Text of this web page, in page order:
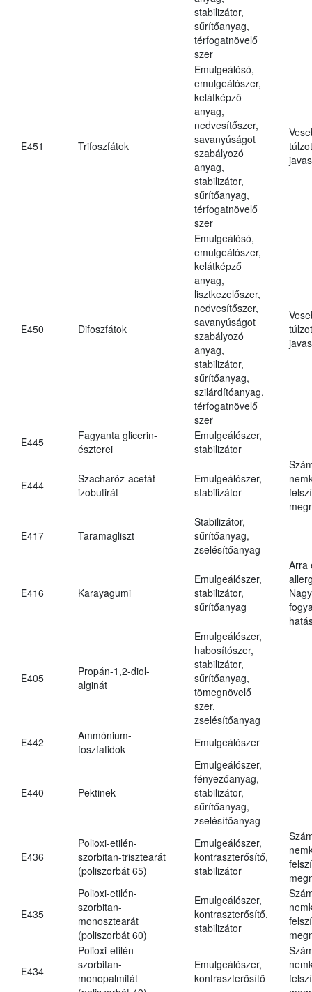
stabilizátor,
sűrítőanyag,
térfogatnövelő
szer
E451 Trifoszfátok
Emulgeálósó,
emulgeálószer,
kelátképző
anyag,
nedvesítőszer,
savanyúságot
szabályozó
anyag,
stabilizátor,
sűrítőanyag,
térfogatnövelő
szer
E450 Difoszfátok
Emulgeálósó,
emulgeálószer,
kelátképző
anyag,
lisztkezelőszer,
nedvesítőszer,
savanyúságot
szabályozó
anyag,
stabilizátor,
sűrítőanyag,
szilárdítóanyag,
térfogatnövelő
szer
E445
Fagyanta glicerin-
észterei
Emulgeálószer,
stabilizátor
E444
Szacharóz-acetát-
izobutirát
Emulgeálószer,
stabilizátor
E417 Taramagliszt
Stabilizátor,
sűrítőanyag,
zselésítőanyag
E416 Karayagumi
Emulgeálószer,
stabilizátor,
sűrítőanyag
Arra
E405
Propán-1,2-diol-
alginát
Emulgeálószer,
habosítószer,
stabilizátor,
sűrítőanyag,
tömegnövelő
szer,
zselésítőanyag
E442
Ammónium-
foszfatidok
Emulgeálószer
E440 Pektinek
Emulgeálószer,
fényezőanyag,
stabilizátor,
sűrítőanyag,
zselésítőanyag
E436
Polioxi-etilén-
szorbitan-trisztearát
(poliszorbát 65)
Emulgeálószer,
kontraszterősítő,
stabilizátor
E435
Polioxi-etilén-
szorbitan-
monosztearát
(poliszorbát 60)
Emulgeálószer,
kontraszterősítő,
stabilizátor
E434
Polioxi-etilén-
szorbitan-
monopalmitát
Emulgeálószer,
kontraszterősítő